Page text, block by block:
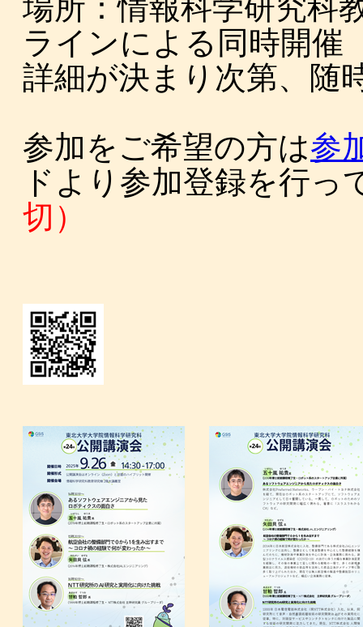
場所：情報科学研究科
ラインによる同時開催
詳細が決まり次第、随
参加をご希望の方は参
ドより参加登録を行っ
切）